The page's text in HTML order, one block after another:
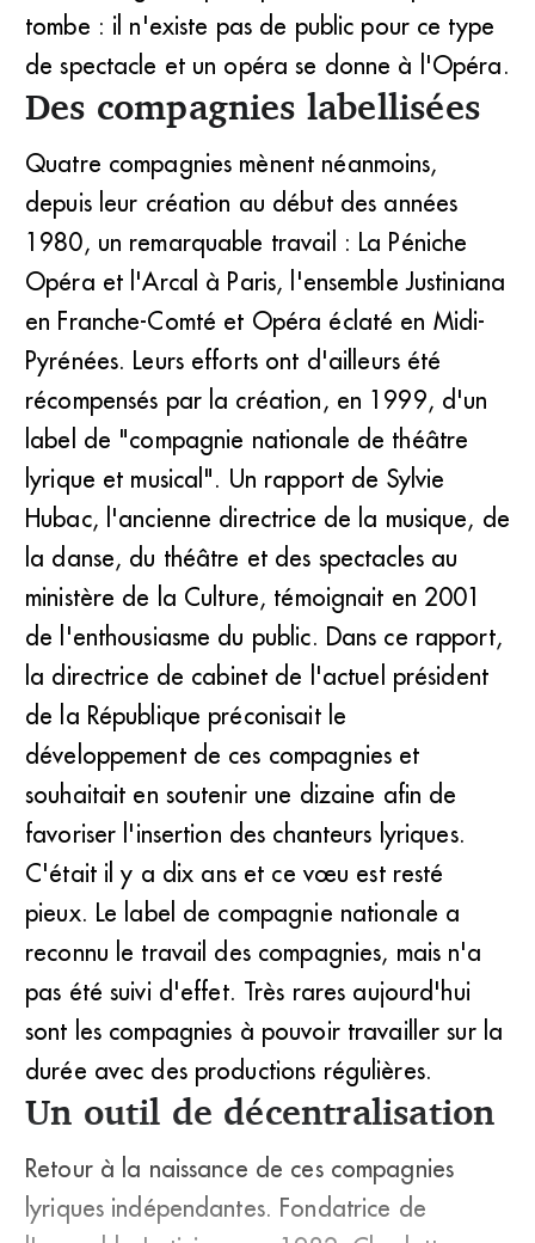
tombe : il n'existe pas de public pour ce type
de spectacle et un opéra se donne à l'Opéra.
Des compagnies labellisées
Quatre compagnies mènent néanmoins,
depuis leur création au début des années
1980, un remarquable travail : La Péniche
Opéra et l'Arcal à Paris, l'ensemble Justiniana
en Franche-Comté et Opéra éclaté en Midi-
Pyrénées. Leurs efforts ont d'ailleurs été
récompensés par la création, en 1999, d'un
label de "compagnie nationale de théâtre
lyrique et musical". Un rapport de Sylvie
Hubac, l'ancienne directrice de la musique, de
la danse, du théâtre et des spectacles au
ministère de la Culture, témoignait en 2001
de l'enthousiasme du public. Dans ce rapport,
la directrice de cabinet de l'actuel président
de la République préconisait le
développement de ces compagnies et
souhaitait en soutenir une dizaine afin de
favoriser l'insertion des chanteurs lyriques.
C'était il y a dix ans et ce vœu est resté
pieux. Le label de compagnie nationale a
reconnu le travail des compagnies, mais n'a
pas été suivi d'effet. Très rares aujourd'hui
sont les compagnies à pouvoir travailler sur la
durée avec des productions régulières.
Un outil de décentralisation
Retour à la naissance de ces compagnies
lyriques indépendantes. Fondatrice de